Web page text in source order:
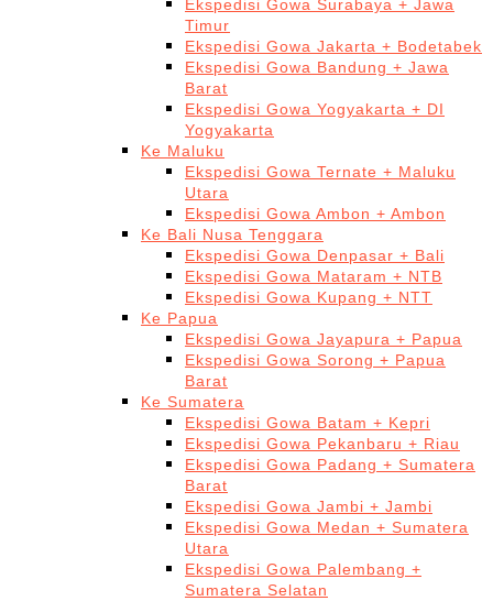
Ekspedisi Gowa Surabaya + Jawa
Timur
Ekspedisi Gowa Jakarta + Bodetabek
Ekspedisi Gowa Bandung + Jawa
Barat
Ekspedisi Gowa Yogyakarta + DI
Yogyakarta
Ke Maluku
Ekspedisi Gowa Ternate + Maluku
Utara
Ekspedisi Gowa Ambon + Ambon
Ke Bali Nusa Tenggara
Ekspedisi Gowa Denpasar + Bali
Ekspedisi Gowa Mataram + NTB
Ekspedisi Gowa Kupang + NTT
Ke Papua
Ekspedisi Gowa Jayapura + Papua
Ekspedisi Gowa Sorong + Papua
Barat
Ke Sumatera
Ekspedisi Gowa Batam + Kepri
Ekspedisi Gowa Pekanbaru + Riau
Ekspedisi Gowa Padang + Sumatera
Barat
Ekspedisi Gowa Jambi + Jambi
Ekspedisi Gowa Medan + Sumatera
Utara
Ekspedisi Gowa Palembang +
Sumatera Selatan